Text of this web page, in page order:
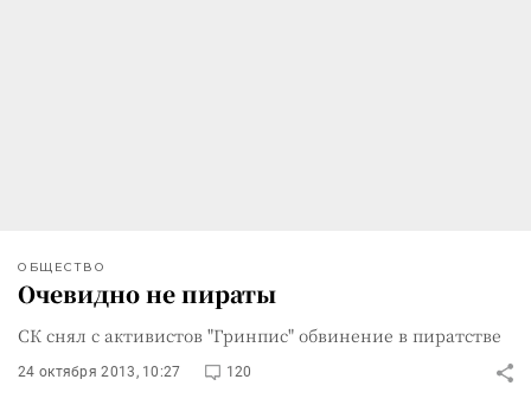
ОБЩЕСТВО
Очевидно не пираты
СК снял с активистов "Гринпис" обвинение в пиратстве
24 октября 2013, 10:27 120